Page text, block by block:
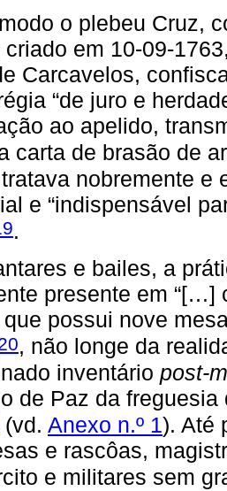
o plebeu Cruz,
em 10-09-
Carcavelos,
“de juro e
ao apelido,
carta de brasão de
nobremente e
e “indispensável
.
e bailes, a
presente em “[…]
possui nove
, não longe da
inventário post-
de Paz da
(vd. Anexo n.º 1). Até
e rascôas,
e militares sem